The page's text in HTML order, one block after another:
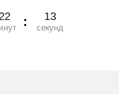
12
секунд